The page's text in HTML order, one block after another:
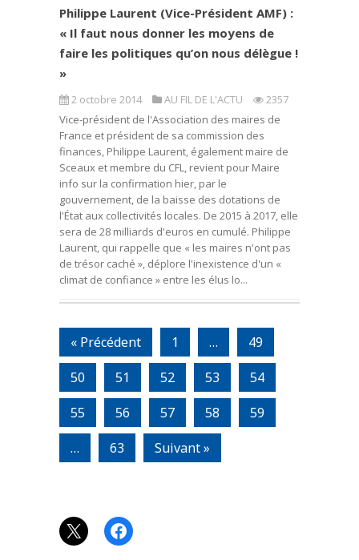
Philippe Laurent (Vice-Président AMF) :
« Il faut nous donner les moyens de
faire les politiques qu’on nous délègue !
»
2 octobre 2014 AU FIL DE L'ACTU
2357
Vice-président de l'Association des maires de
France et président de sa commission des
finances, Philippe Laurent, également maire de
Sceaux et membre du CFL, revient pour Maire
info sur la confirmation hier, par le
gouvernement, de la baisse des dotations de
l'État aux collectivités locales. De 2015 à 2017, elle
sera de 28 milliards d'euros en cumulé. Philippe
Laurent, qui rappelle que « les maires n'ont pas
de trésor caché », déplore l'inexistence d'un «
climat de confiance » entre les élus lo...
« Précédent 1 …
49
50
51 52 53
54
55
56 57 58
59
…
63 Suivant »
X Facebook